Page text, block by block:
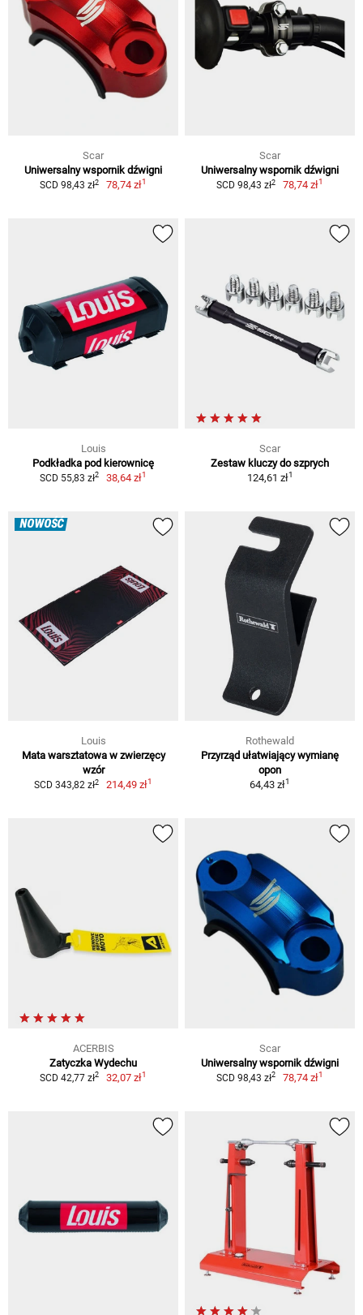
Scar
Uniwersalny wspornik dźwigni
SCD 98,43 zł2 78,74 zł1
Scar
Uniwersalny wspornik dźwigni
SCD 98,43 zł2 78,74 zł1
Louis
Podkładka pod kierownicę
SCD 55,83 zł2 38,64 zł1
Scar
Zestaw kluczy do szprych
124,61 zł1
NOWOŚĆ
Louis
Mata warsztatowa w zwierzęcy
wzór
SCD 343,82 zł2 214,49 zł1
Rothewald
Przyrząd ułatwiający wymianę
opon
64,43 zł1
ACERBIS
Zatyczka Wydechu
SCD 42,77 zł2 32,07 zł1
Scar
Uniwersalny wspornik dźwigni
SCD 98,43 zł2 78,74 zł1